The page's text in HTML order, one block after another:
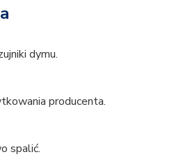
dymu.
producenta.
spalić.